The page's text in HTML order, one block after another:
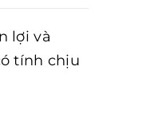
lợi và
tính chịu